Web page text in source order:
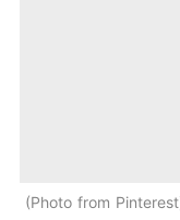
Photo from Pinterest